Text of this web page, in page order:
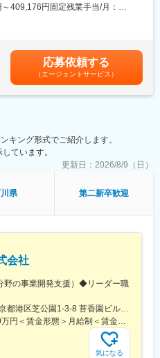
性の高い領域
につく環境
まで関われる
告までワンストップで提供
心で訪問ほぼなし
ため、フルリモートが実現
クス
1回出社あり※任意）
ュニケーション
林事業」と「環境エネルギー事業」
。森林資源の活用だけでなく、再生
、環境価値と経済価値の両立を実
に貢献しています。
ョンづくり
クトの進捗管理、および海外現地メ
画の策定、および現地でのPDCA
みながら、最先端技術を世界中の
績
得
対応力、経営直下の意思決定スピ
とともに農業の未来をつくる」を
を持つ産地と、進化を続けるサイエ
とで、環境に優しい魅力あふれる
。
409,176円固定残業手当/月：
を通じて上下する可能性がありま
含めた表記です。
応募依頼する
（エージェントサービス）
キング形式でご紹介します。
ています。
更新日： 2026/8/9（日）
県 第二新卒歓迎
会社
野の事業開発支援）◆リーダー職
気になる